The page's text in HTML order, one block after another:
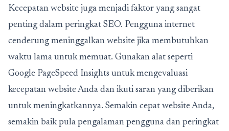
Kecepatan website juga menjadi faktor yang sangat
penting dalam peringkat SEO. Pengguna internet
cenderung meninggalkan website jika membutuhkan
waktu lama untuk memuat. Gunakan alat seperti
Google PageSpeed Insights untuk mengevaluasi
kecepatan website Anda dan ikuti saran yang diberikan
untuk meningkatkannya. Semakin cepat website Anda,
semakin baik pula pengalaman pengguna dan peringkat